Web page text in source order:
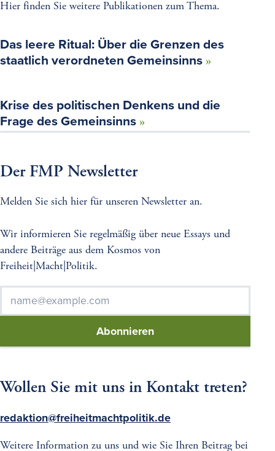
Hier finden Sie weitere Publikationen zum Thema.
Das leere Ritual: Über die Grenzen des
staatlich verordneten Gemeinsinns
Krise des politischen Denkens und die
Frage des Gemeinsinns
Der FMP Newsletter
Melden Sie sich hier für unseren Newsletter an.
Wir informieren Sie regelmäßig über neue Essays und
andere Beiträge aus dem Kosmos von
Freiheit|Macht|Politik.
Mail
K
n
Wollen Sie mit uns in Kontakt treten?
redaktion@freiheitmachtpolitik.de
Weitere Information zu uns und wie Sie Ihren Beitrag bei